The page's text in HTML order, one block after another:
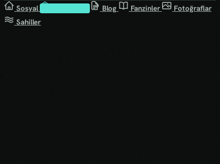
Sosyal Blog Fanzinler
Fotoğraflar
Sahiller